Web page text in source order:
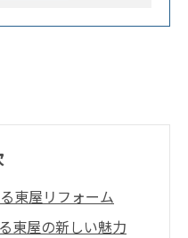
東屋リフォーム
東屋の新しい魅力